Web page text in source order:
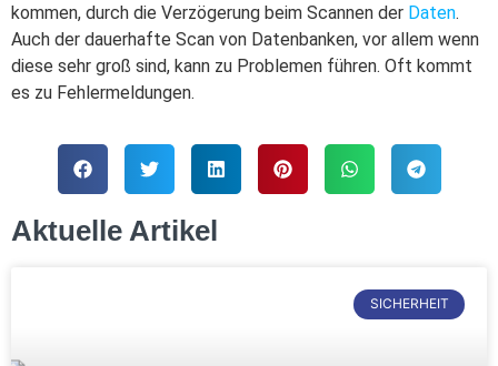
kommen, durch die Verzögerung beim Scannen der Daten.
Auch der dauerhafte Scan von Datenbanken, vor allem wenn
diese sehr groß sind, kann zu Problemen führen. Oft kommt
es zu Fehlermeldungen.
Aktuelle Artikel
SICHERHEIT